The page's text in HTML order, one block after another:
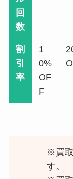
回
数
割
引
率
1
0%
OF
F
※買
す。